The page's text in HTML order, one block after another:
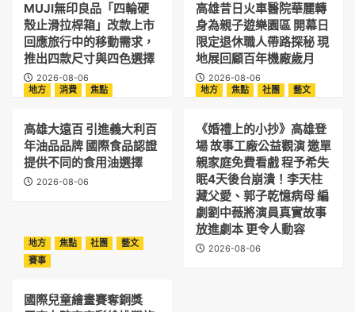
MUJI無印良品「四輪硬
殼止滑拉桿箱」改款上市
回應旅行中的移動需求，
推出四款尺寸與四色選擇
2026-08-06
高雄昔日火車醫院華麗轉
身為親子遊樂園區 開幕日
限定退休職人帶路探秘 現
地展回顧百年機廠歲月
2026-08-06
地方
消費 焦點
高雄大遠百 引進義大利百
年油品品牌 國際食品認證
提供不同的食用油選擇
2026-08-06
地方 焦點 社團 藝文
《婚禮上的小抄》高雄登
場 故事工廠公益觀演 邀單
親家庭免費看戲 程予希失
眠4天後台崩潰！李天柱
藏父愛、郭子乾憶病母 編
劇劉中薇將演員真實故事
放進劇本 更令人動容
2026-08-06
地方 焦點 社團
藝文
賽事
國際兒童繪畫賽奪銅獎